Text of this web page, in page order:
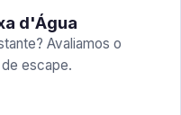
d'Água
Avaliamos o
escape.